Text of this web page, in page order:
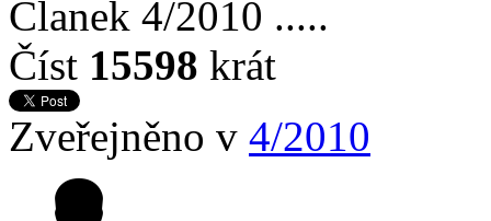
Clanek 4/2010 .....
Číst 15598 krát
Zveřejněno v 4/2010